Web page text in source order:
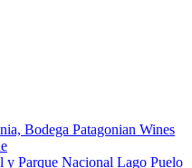
Bodega Patagonian Wines
Parque Nacional Lago Puelo